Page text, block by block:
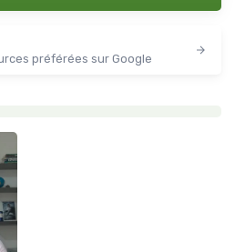
préférées sur Google